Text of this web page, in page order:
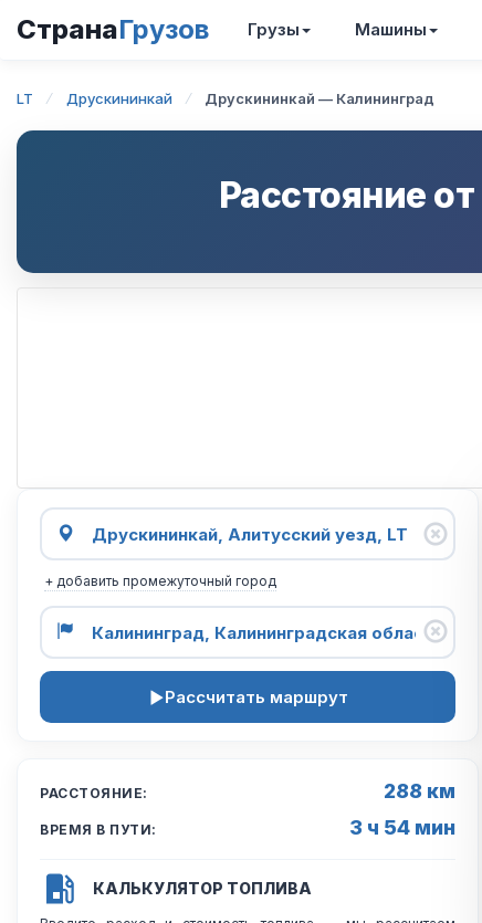
СтранаГрузов Грузы Машины
LT Друскининкай Друскининкай — Калининград
Расстояние от
+ добавить промежуточный город
Рассчитать маршрут
РАССТОЯНИЕ: 288 км
ВРЕМЯ В ПУТИ: 3 ч 54 мин
КАЛЬКУЛЯТОР ТОПЛИВА